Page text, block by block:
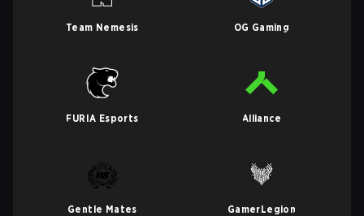
Team Nemesis OG Gaming
FURIA Esports Alliance
Gentle Mates GamerLegion